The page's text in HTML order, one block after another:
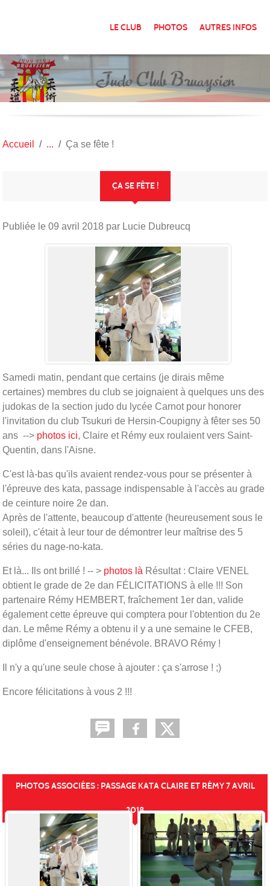
LE CLUB PHOTOS AUTRES INFOS
Accueil Ça se fête !
ÇA SE FÊTE !
Publiée le 09 avril 2018 par Lucie Dubreucq
Samedi matin, pendant que certains (je dirais même
certaines) membres du club se joignaient à quelques uns des
judokas de la section judo du lycée Carnot pour honorer
l'invitation du club Tsukuri de Hersin-Coupigny à fêter ses 50
ans --> photos ici, Claire et Rémy eux roulaient vers Saint-
Quentin, dans l'Aisne.
C'est là-bas qu'ils avaient rendez-vous pour se présenter à
l'épreuve des kata, passage indispensable à l'accès au grade
de ceinture noire 2e dan.
Après de l'attente, beaucoup d'attente (heureusement sous le
soleil), c'était à leur tour de démontrer leur maîtrise des 5
séries du nage-no-kata.
Et là... Ils ont brillé ! -- > photos là Résultat : Claire VENEL
obtient le grade de 2e dan FÉLICITATIONS à elle !!! Son
partenaire Rémy HEMBERT, fraîchement 1er dan, valide
également cette épreuve qui comptera pour l'obtention du 2e
dan. Le même Rémy a obtenu il y a une semaine le CFEB,
diplôme d'enseignement bénévole. BRAVO Rémy !
Il n'y a qu'une seule chose à ajouter : ça s'arrose ! ;)
Encore félicitations à vous 2 !!!
PHOTOS ASSOCIÉES : PASSAGE KATA CLAIRE ET RÉMY 7 AVRIL
2018